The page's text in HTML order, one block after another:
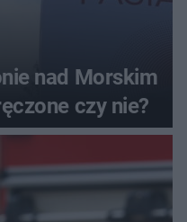
nad Morskim
czy nie?